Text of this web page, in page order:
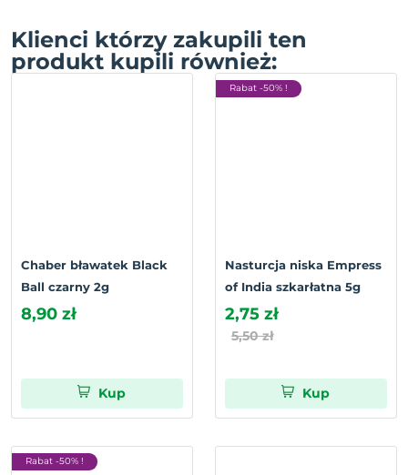
Klienci którzy zakupili ten
produkt kupili również:
Chaber bławatek Black
Ball czarny 2g
8,90 zł
Kup
Rabat -50% !
Nasturcja niska Empress
of India szkarłatna 5g
2,75 zł
5,50 zł
Kup
Rabat -50% !